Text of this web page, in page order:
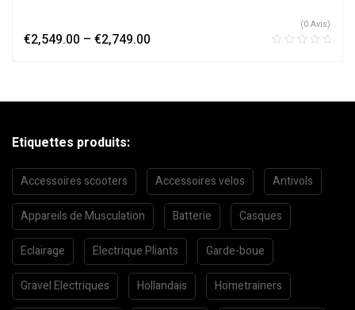
€2,549.00 – €2,749.00
(0 Avis)
Etiquettes produits:
Accessoires scooters Accessoires velos Antivols
Appareils de Musculation Batterie Casques
Eclairage Electrique Pliants Garde-boue
Gravel Electriques Hollandais Hometrainers